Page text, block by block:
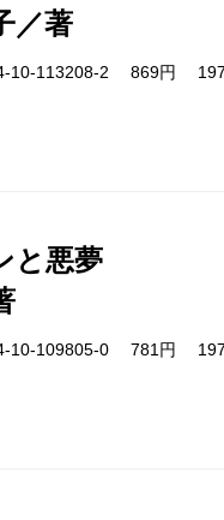
／著
10-113208-2 869円
と悪夢
10-109805-0 781円